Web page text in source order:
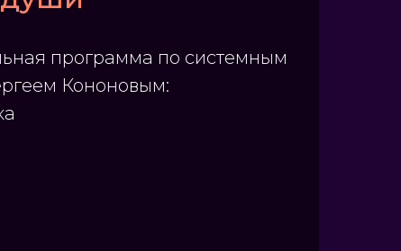
программа по системным
Кононовым: